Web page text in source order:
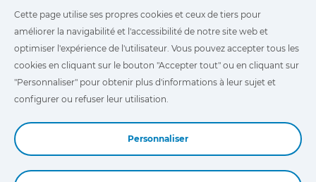
Nouveautés
Vidéos
FAQ - Foire Aux Questions
Cette page utilise ses propres cookies et ceux de tiers pour
améliorer la navigabilité et l'accessibilité de notre site Web et
optimiser l'expérience de l'utilisateur. Vous pouvez cliquer sur
configurer ou refuser leur utilisation.
Cette page utilise ses propres cookies et ceux de tiers pour
améliorer la navigabilité et l'accessibilité de notre site web et
optimiser l'expérience de l'utilisateur. Vous pouvez accepter tous les
cookies en cliquant sur le bouton "Accepter tout" ou en cliquant sur
"Personnaliser" pour obtenir plus d'informations à leur sujet et
configurer ou refuser leur utilisation.
Personnaliser